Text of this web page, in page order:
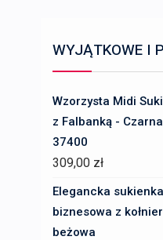
WYJĄTKOWE I
Wzorzysta Midi
z Falbanką -
37400
309,00 zł
Elegancka
biznesowa z
beżowa